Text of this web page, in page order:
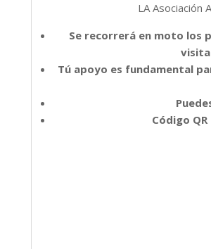
LA Asociación
Se recorrerá en moto los
Tú apoyo es fundamental
Código